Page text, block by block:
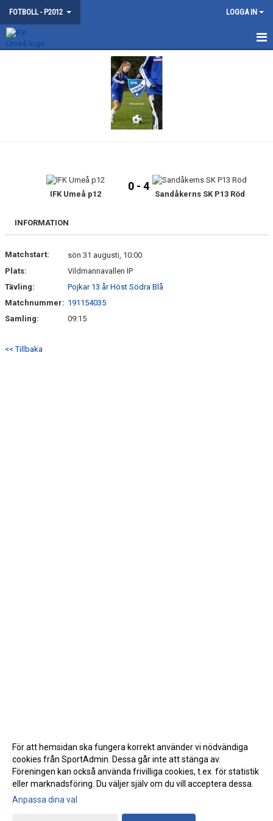
FOTBOLL - P2012 LOGGA IN
IFK Umeå p12
0 - 4
Sandåkerns SK P13 Röd
INFORMATION
Matchstart:
sön 31 augusti, 10:00
Plats:
Vildmannavallen IP
Tävling:
Pojkar 13 år Höst Södra Blå
Matchnummer: 191154035
Samling:
09:15
<< Tillbaka
Gå till Webbversion
För att hemsidan ska fungera korrekt använder vi nödvändiga
cookies från SportAdmin. Dessa går inte att stänga av.
Föreningen kan också använda frivilliga cookies, t.ex. för statistik
eller marknadsföring. Du väljer själv om du vill acceptera dessa.
Anpassa dina val